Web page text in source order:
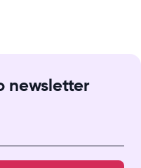
newsletter